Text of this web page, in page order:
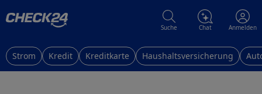
Suche Chat Anmelden
Strom Kredit Kreditkarte Haushaltsversicherung